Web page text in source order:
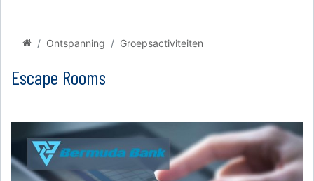
Ontspanning Groepsactiviteiten
Escape Rooms